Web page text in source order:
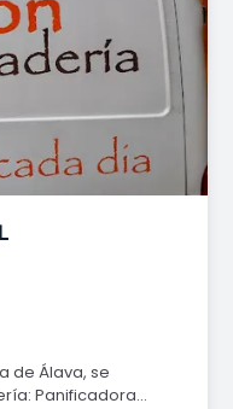
de Álava, se
Panificadora…